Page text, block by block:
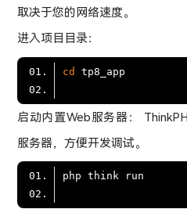
取决于您的网络速度。
进入项目目录：
cd
启动内置Web服务器：
服务器，方便开发调试。